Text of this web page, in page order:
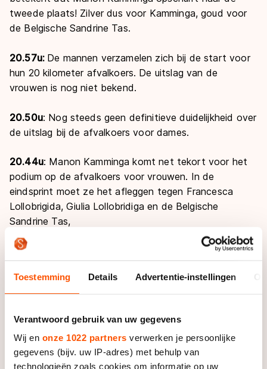
Toestemming Details Advertentie-instellingen
Verantwoord gebruik van uw gegevens
Wij en onze 1022 partners verwerken je persoonlijke
gegevens (bijv. uw IP-adres) met behulp van
technologieën zoals cookies om informatie op uw
tweede plaats! Zilver dus voor Kamminga, goud voor
de Belgische Sandrine Tas.
20.57u: De mannen verzamelen zich bij de start voor
hun 20 kilometer afvalkoers. De uitslag van de
vrouwen is nog niet bekend.
20.50u: Nog steeds geen definitieve duidelijkheid over
de uitslag bij de afvalkoers voor dames.
20.44u: Manon Kamminga komt net tekort voor het
podium op de afvalkoers voor vrouwen. In de
eindsprint moet ze het afleggen tegen Francesca
Lollobrigida, Giulia Lollobridiga en de Belgische
Sandrine Tas,
Al staat de uitslag nog niet vast. De jury overlegt nog
omdat er wat schermutselingen waren in de laatste
ronde.
Huizinga op de afvalkoers. In de sprint is de Fransman
Martin Ferrie duidelijk te sterk. Bart Hoolwerf haalt de
finale net niet, maar geeft de race met zijn aanvalslust